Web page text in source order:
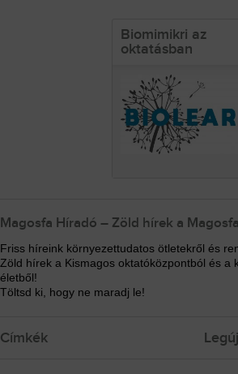
Biomimikri az
oktatásban
Magosfa Híradó – Zöld hírek a
Friss híreink környezettudatos ötletekről és
Zöld hírek a Kismagos oktatóközpontból és a
életből!
Töltsd ki, hogy ne maradj le!
Címkék